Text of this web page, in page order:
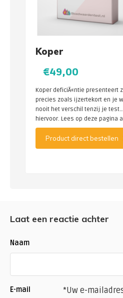
Koper
€49,00
Koper deficiÃ«ntie presenteert
precies zoals ijzertekort en je
nooit het verschil tenzij je test
hiervoor. Lees op deze pagina
over deze test.
Product direct bestellen
Laat een reactie achter
Naam
E-mail *Uw e-